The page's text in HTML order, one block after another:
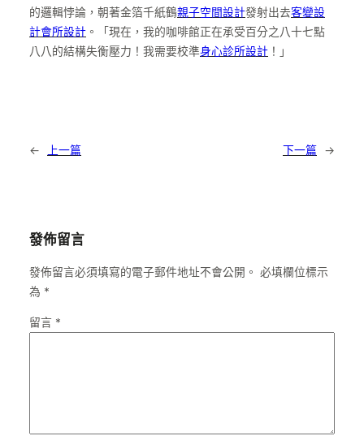
的邏輯悖論，朝著金箔千紙鶴親子空間設計發射出去客變設
計會所設計 。「現在，我的咖啡館正在承受百分之八十七點
八八的結構失衡壓力！我需要校準身心診所設計 ！」
← 上一篇 下一篇 →
發佈留言
發佈留言必須填寫的電子郵件地址不會公開。 必填欄位標示
為 *
留言 *